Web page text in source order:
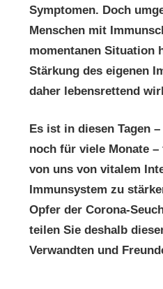
Symptomen. Doch
Menschen mit
momentanen Situation
Stärkung des eigenen
daher lebensrettend
Es ist in diesen Tagen
noch für viele Monate
von uns von vitalem
Immunsystem zu
Opfer der Corona-
teilen Sie deshalb
Verwandten und